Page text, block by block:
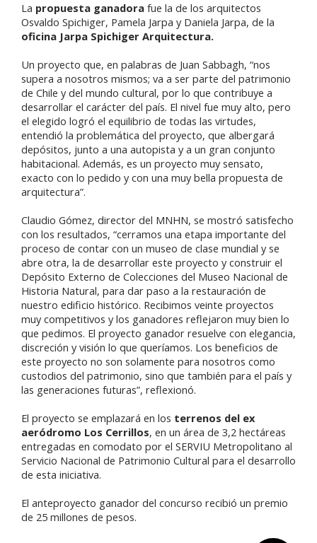
La propuesta ganadora fue la de los arquitectos
Osvaldo Spichiger, Pamela Jarpa y Daniela Jarpa, de la
oficina Jarpa Spichiger Arquitectura.
Un proyecto que, en palabras de Juan Sabbagh, “nos
supera a nosotros mismos; va a ser parte del patrimonio
de Chile y del mundo cultural, por lo que contribuye a
desarrollar el carácter del país. El nivel fue muy alto, pero
el elegido logró el equilibrio de todas las virtudes,
entendió la problemática del proyecto, que albergará
depósitos, junto a una autopista y a un gran conjunto
habitacional. Además, es un proyecto muy sensato,
exacto con lo pedido y con una muy bella propuesta de
arquitectura”.
Claudio Gómez, director del MNHN, se mostró satisfecho
con los resultados, “cerramos una etapa importante del
proceso de contar con un museo de clase mundial y se
abre otra, la de desarrollar este proyecto y construir el
Depósito Externo de Colecciones del Museo Nacional de
Historia Natural, para dar paso a la restauración de
nuestro edificio histórico. Recibimos veinte proyectos
muy competitivos y los ganadores reflejaron muy bien lo
que pedimos. El proyecto ganador resuelve con elegancia,
discreción y visión lo que queríamos. Los beneficios de
este proyecto no son solamente para nosotros como
custodios del patrimonio, sino que también para el país y
las generaciones futuras”, reflexionó.
El proyecto se emplazará en los terrenos del ex
aeródromo Los Cerrillos, en un área de 3,2 hectáreas
entregadas en comodato por el SERVIU Metropolitano al
Servicio Nacional de Patrimonio Cultural para el desarrollo
de esta iniciativa.
El anteproyecto ganador del concurso recibió un premio
de 25 millones de pesos.